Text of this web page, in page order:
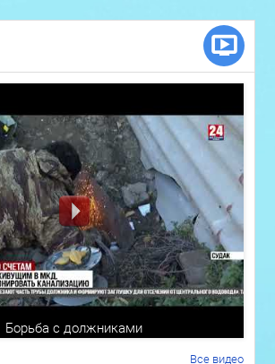
Борьба с должниками
Все видео